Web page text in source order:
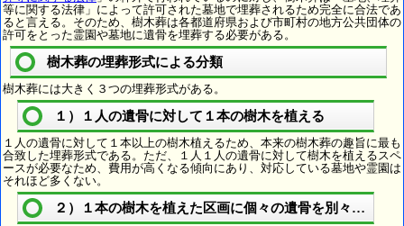
等に関する法律」によって許可された墓地で埋葬されるため完全に合法であ
ると言える。そのため、樹木葬は各都道府県および市町村の地方公共団体の
許可をとった霊園や墓地に遺骨を埋葬する必要がある。
樹木葬の埋葬形式による分類
樹木葬には大きく３つの埋葬形式がある。
１）１人の遺骨に対して１本の樹木を植える
１人の遺骨に対して１本以上の樹木植えるため、本来の樹木葬の趣旨に最も
合致した埋葬形式である。ただ、１人１人の遺骨に対して樹木を植えるスペ
ースが必要なため、費用が高くなる傾向にあり、対応している墓地や霊園は
それほど多くない。
２）１本の樹木を植えた区画に個々の遺骨を別々に埋葬